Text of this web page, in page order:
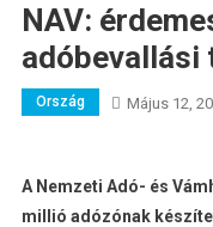
NAV:
adóbevallási
Ország Május 12,
A Nemzeti Adó- és
millió adózónak